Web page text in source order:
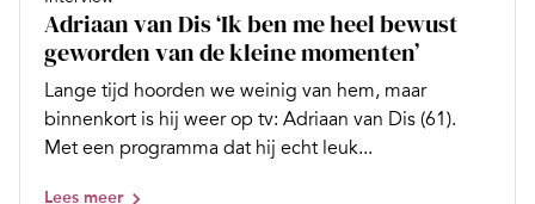
Adriaan van Dis ‘Ik ben me heel bewust
geworden van de kleine momenten’
Lange tijd hoorden we weinig van hem, maar
binnenkort is hij weer op tv: Adriaan van Dis (61).
Met een programma dat hij echt leuk...
Lees meer